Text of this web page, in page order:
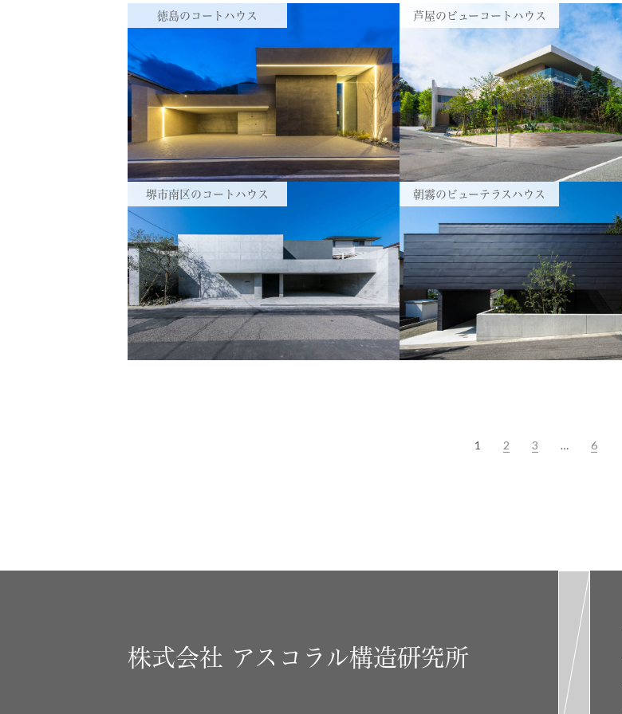
RECRUIT 採用情報
CONTACT
徳島のコートハウス 芦屋のビューコートハウス
堺市南区のコートハウス 朝霧のビューテラスハウス
1 2 3 … 6
株式会社 アスコラル構造研究所